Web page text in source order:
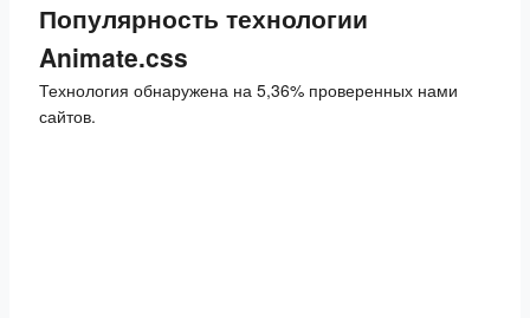
Популярность технологии
Animate.css
Технология обнаружена на 5,36% проверенных нами
сайтов.